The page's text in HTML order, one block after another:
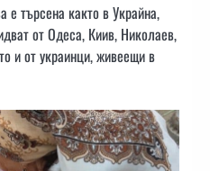
е търсена както в Украйна,
от Одеса, Киив, Николаев,
и от украинци, живеещи в